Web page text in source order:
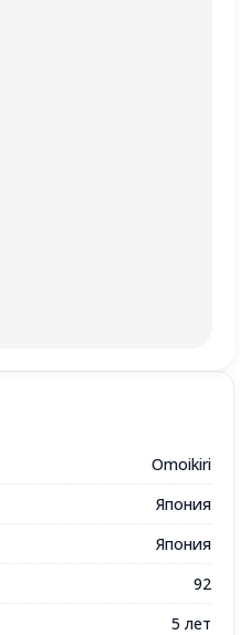
Omoikiri
Япония
Япония
92
5 лет